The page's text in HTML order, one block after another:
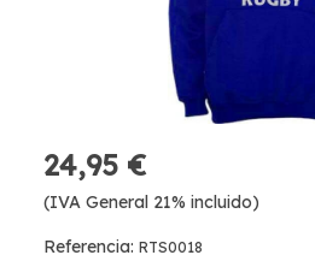
24,95 €
(IVA General 21% incluido)
Referencia: RTS0018